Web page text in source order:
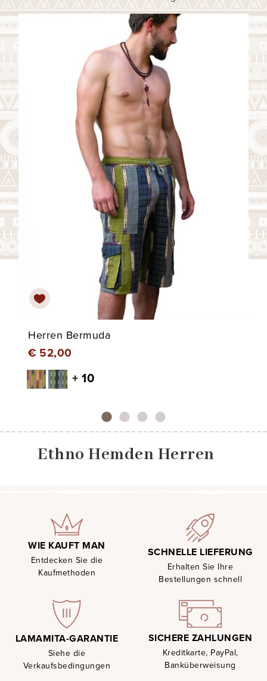
Herren Bermuda
€ 52,00
+ 10
Ethno Hemden Herren
WIE KAUFT MAN
Entdecken Sie die
Kaufmethoden
SCHNELLE LIEFERUNG
Erhalten Sie Ihre
Bestellungen schnell
LAMAMITA-GARANTIE
Siehe die
Verkaufsbedingungen
SICHERE ZAHLUNGEN
Kreditkarte, PayPal,
Banküberweisung